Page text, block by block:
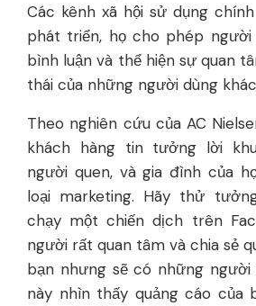
Các kênh xã hội sử dụng
phát triển, họ cho phép người
bình luận và thể hiện sự quan
thái của những người dùng
Theo nghiên cứu của AC
khách hàng tin tưởng lời
người quen, và gia đình của
loại marketing. Hãy thử
chạy một chiến dịch trên
người rất quan tâm và chia sẻ
bạn nhưng sẽ có những
này nhìn thấy quảng cáo của